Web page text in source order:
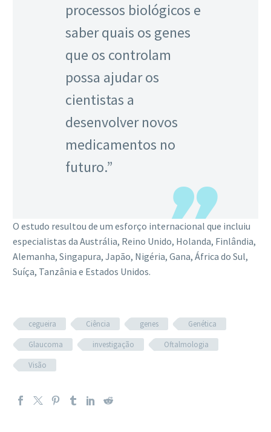
processos biológicos e
saber quais os genes
que os controlam
possa ajudar os
cientistas a
desenvolver novos
medicamentos no
futuro.”
O estudo resultou de um esforço internacional que incluiu
especialistas da Austrália, Reino Unido, Holanda, Finlândia,
Alemanha, Singapura, Japão, Nigéria, Gana, África do Sul,
Suíça, Tanzânia e Estados Unidos.
cegueira Ciência genes
Genética
Glaucoma
investigação
Oftalmologia
Visão